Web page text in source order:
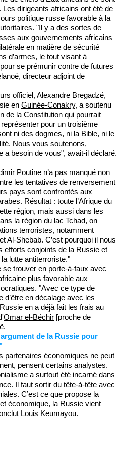
dirigeants africains ont été de
politique russe favorable à la
"Il y a des sortes de
aux gouvernements africains
en matière de sécurité
d’armes, le tout visant à
se prémunir contre de futures
directeur adjoint de
officiel, Alexandre Bregadzé,
en Guinée-Conakry, a soutenu
de la Constitution qui pourrait
pour un troisième
ni des dogmes, ni la Bible, ni le
Nous vous soutenons,
a besoin de vous", avait-il déclaré.
Poutine n’a pas manqué non
les tentatives de renversement
pays sont confrontés aux
Résultat : toute l’Afrique du
région, mais aussi dans les
la région du lac Tchad, on
terroristes, notamment
Al-Shebab. C’est pourquoi il nous
efforts conjoints de la Russie et
lutte antiterroriste."
trouver en porte-à-faux avec
plus favorable aux
"Avec ce type de
en décalage avec les
en a déjà fait les frais au
Omar el-Béchir [proche de
de la Russie pour
partenaires économiques ne peut
pensent certains analystes.
a surtout été incarné dans
Il faut sortir du tête-à-tête avec
C’est ce que propose la
économique, la Russie vient
Louis Keumayou.